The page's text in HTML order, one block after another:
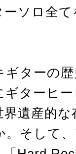
ソロ全
ギターの
ターヒ
界遺産的
。そして